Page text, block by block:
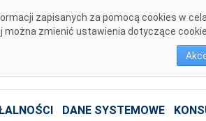
zapisanych za pomocą cookies w
zmienić ustawienia dotyczące
DANE SYSTEMOWE